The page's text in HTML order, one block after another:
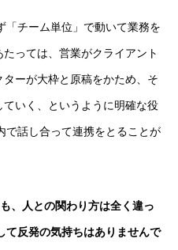
「チーム単位」で動いて業務を
っては、営業がクライアント
ーが大枠と原稿をかため、そ
いく、というように明確な役
で話し合って連携をとることが
、人との関わり方は全く違っ
て反発の気持ちはありませんで